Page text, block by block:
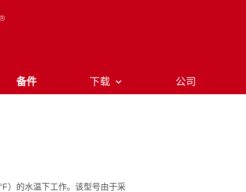
备件 下载 公司
）的水温下工作。该型号由于采